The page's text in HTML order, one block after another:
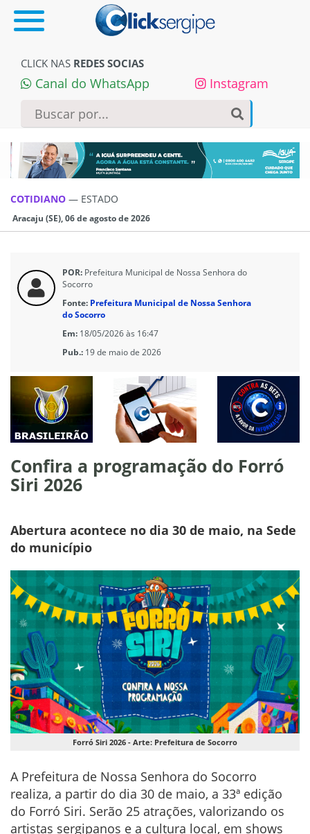
CLICK NAS REDES SOCIAS
Canal do WhatsApp Instagram
COTIDIANO — ESTADO
Aracaju (SE), 06 de agosto de 2026
POR: Prefeitura Municipal de Nossa Senhora do
Socorro
Fonte: Prefeitura Municipal de Nossa Senhora
do Socorro
Em: 18/05/2026 às 16:47
Pub.: 19 de maio de 2026
Confira a programação do Forró
Siri 2026
Abertura acontece no dia 30 de maio, na Sede
do município
Forró Siri 2026 - Arte: Prefeitura de Socorro
A Prefeitura de Nossa Senhora do Socorro
realiza, a partir do dia 30 de maio, a 33ª edição
do Forró Siri. Serão 25 atrações, valorizando os
artistas sergipanos e a cultura local, em shows